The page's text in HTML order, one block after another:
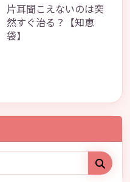
片耳聞こえないのは突
然すぐ治る？【知恵
袋】